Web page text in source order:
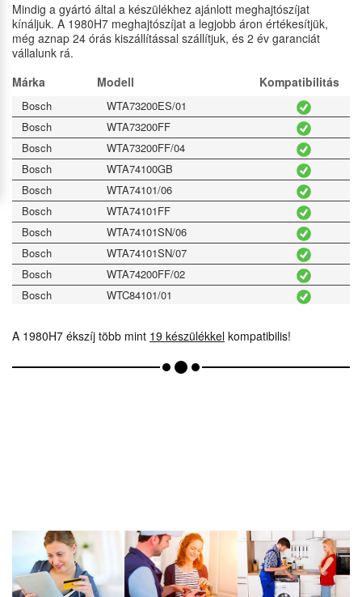
Mindig a gyártó által a készülékhez ajánlott meghajtószíjat
kínáljuk. A 1980H7 meghajtószíjat a legjobb áron értékesítjük,
még aznap 24 órás kiszállítással szállítjuk, és 2 év garanciát
vállalunk rá.
Márka
Modell Kompatibilitás
Bosch
WTA73200ES/01
Bosch
WTA73200FF
Bosch
WTA73200FF/04
Bosch
WTA74100GB
Bosch
WTA74101/06
Bosch
WTA74101FF
Bosch
WTA74101SN/06
Bosch
WTA74101SN/07
Bosch
WTA74200FF/02
Bosch
WTC84101/01
Bosch
WTC84101FG/01
WTC84101NL/01
A 1980H7 ékszíj több mint 19 készülékkel kompatibilis!